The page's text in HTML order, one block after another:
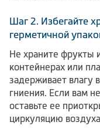
Шаг 2. Избегайте
герметичной
Не храните фрукты
контейнерах или
задерживает влагу
гниения. Если вам
оставьте ее
циркуляцию